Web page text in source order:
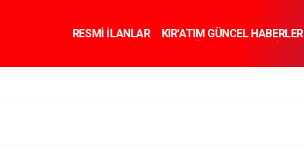
RESMİ İLANLAR KIR'ATIM GÜNCEL HABERLER